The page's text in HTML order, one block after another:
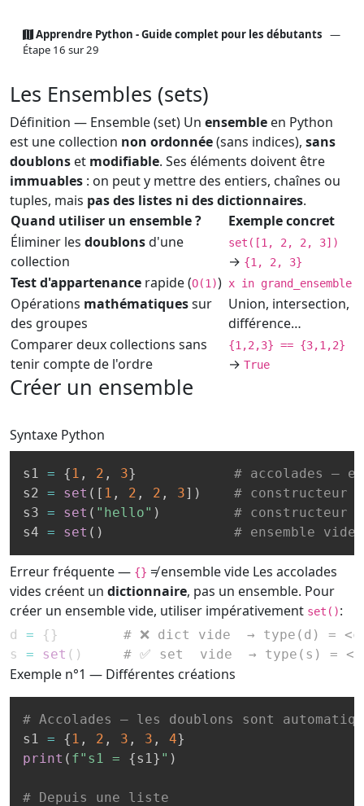
Apprendre Python - Guide complet pour les débutants —
Étape 16 sur 29
Les Ensembles (sets)
Définition — Ensemble (set) Un ensemble en Python
est une collection non ordonnée(sans indices), sans
doublons et modifiable. Ses éléments doivent être
immuables : on peut y mettre des entiers, chaînes ou
tuples, mais pas des listes ni des dictionnaires.
Quand utiliser un ensemble ?
Exemple concret
Éliminer les doublonsd'une
collection
set([1, 2, 2, 3])
→ {1, 2, 3}
Test d'appartenance rapide (O(1)) x in grand_ensemble
Opérations mathématiquessur
des groupes
Union, intersection,
différence…
Comparer deux collections sans
tenir compte de l'ordre
{1,2,3} == {3,1,2}
→ True
Créer un ensemble
Syntaxe Python
s1 = { 1 , 2 , 3}
# accolades —
s2 = set ( [ 1 , 2 , 2 , 3] )
# constructeur
s3 = set ( "hello" )
# constructeur
s4 = set ( ) # ensemble vide
Erreur fréquente — {} ≠ ensemble vide Les accolades
vides créent un dictionnaire, pas un ensemble. Pour
créer un ensemble vide, utiliser impérativement set():
d = { }
# ❌ dict vide  → type(d) =
s = set ( ) # ✅ set  vide  → type(s) =
Exemple n°1 — Différentes créations
# Accolades — les doublons sont
s1 = { 1 , 2 , 3 , 3 , 4}
print ( f"s1 = {s1} " )
# Depuis une liste